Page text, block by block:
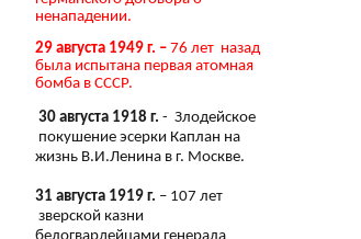
ненападении.
29 августа 1949 г. – 76 лет назад
была испытана первая атомная
бомба в СССР.
30 августа 1918 г. - Злодейское
покушение эсерки Каплан на
жизнь В.И.Ленина в г. Москве.
31 августа 1919 г. – 107 лет
зверской казни